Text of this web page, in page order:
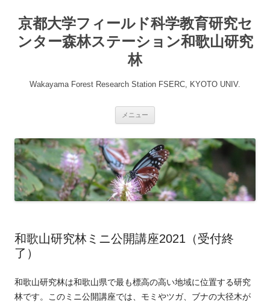
テ
ン
ツ
へ
京都大学フィールド科学教育研究セ
ンター森林ステーション和歌山研究
林
Wakayama Forest Research Station FSERC, KYOTO UNIV.
メニュー
和歌山研究林ミニ公開講座2021（受付終
了）
和歌山研究林は和歌山県で最も標高の高い地域に位置する研究
林です。このミニ公開講座では、モミやツガ、ブナの大径木が